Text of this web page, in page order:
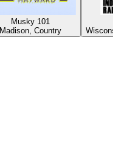
Musky 101
Madison, Country